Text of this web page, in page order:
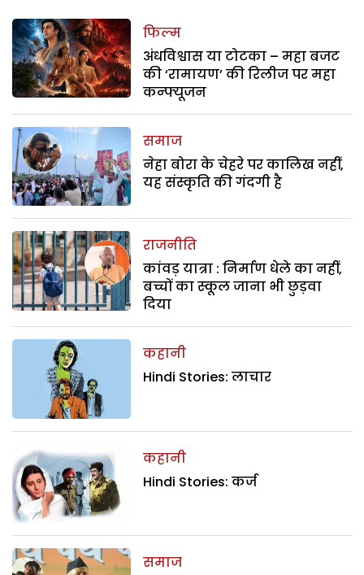
फिल्म
अंधविश्वास या टोटका – महा बजट
की ‘रामायण’ की रिलीज पर महा
कन्फ्यूजन
समाज
नेहा बोरा के चेहरे पर कालिख नहीं,
यह संस्कृति की गंदगी है
राजनीति
कांवड़ यात्रा : निर्माण धेले का नहीं,
बच्चों का स्कूल जाना भी छुड़वा
दिया
कहानी
Hindi Stories: लाचार
कहानी
Hindi Stories: कर्ज
समाज